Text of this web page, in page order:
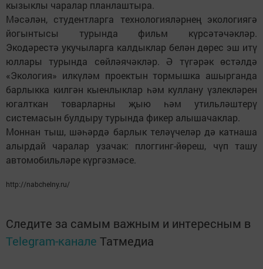
кызыклы чаралар планлаштыра.
Мәсәлән, студентларга технологияләрнең экологиягә
йогынтысы турында фильм күрсәтәчәкләр.
Экодәрестә укучыларга калдыклар белән дөрес эш итү
юллары турында сөйләячәкләр. Ә түгәрәк өстәлдә
«Экология» илкүләм проектын тормышка ашырганда
барлыкка килгән кыенлыклар һәм куллану үзлекләрен
югалткан товарларны җыю һәм утильләштерү
системасын булдыру турында фикер алышачаклар.
Моннан тыш, шәһәрдә барлык теләүчеләр дә катнаша
алырдай чаралар узачак: плоггинг-йөреш, чүп ташу
автомобильләре күргәзмәсе.
http://nabchelny.ru/
Следите за самым важным и интересным в
Telegram-канале Татмедиа